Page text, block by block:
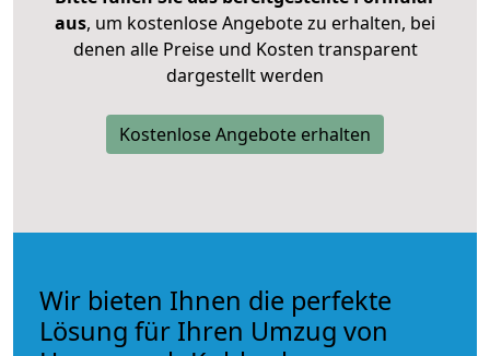
aus, um kostenlose Angebote zu erhalten, bei
denen alle Preise und Kosten transparent
dargestellt werden
Kostenlose Angebote erhalten
Wir bieten Ihnen die perfekte
Lösung für Ihren Umzug von